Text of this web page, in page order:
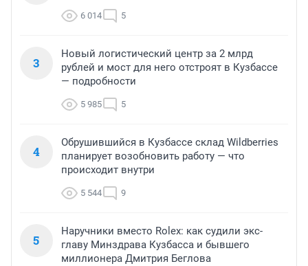
6 014 5
3
Новый логистический центр за 2 млрд
рублей и мост для него отстроят в Кузбассе
— подробности
5 985 5
4
Обрушившийся в Кузбассе склад Wildberries
планирует возобновить работу — что
происходит внутри
5 544 9
5
Наручники вместо Rolex: как судили экс-
главу Минздрава Кузбасса и бывшего
миллионера Дмитрия Беглова